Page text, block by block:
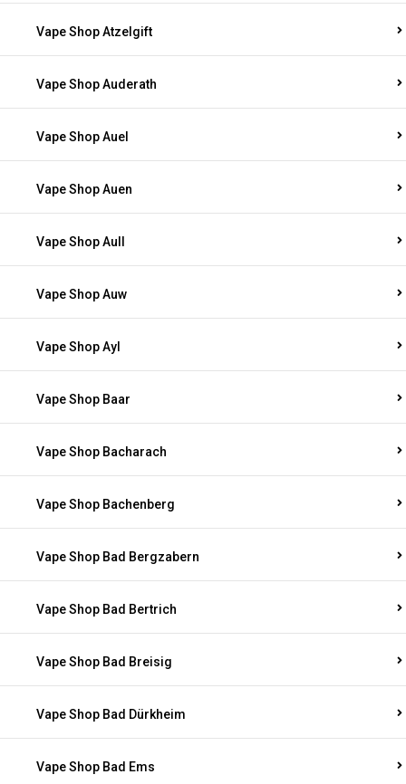
Vape Shop Atzelgift
Vape Shop Auderath
Vape Shop Auel
Vape Shop Auen
Vape Shop Aull
Vape Shop Auw
Vape Shop Ayl
Vape Shop Baar
Vape Shop Bacharach
Vape Shop Bachenberg
Vape Shop Bad Bergzabern
Vape Shop Bad Bertrich
Vape Shop Bad Breisig
Vape Shop Bad Dürkheim
Vape Shop Bad Ems